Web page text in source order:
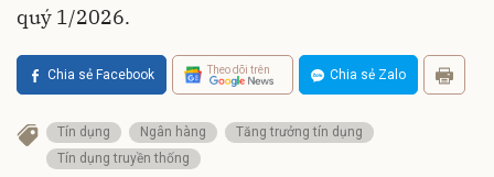
quý 1/2026.
Chia sẻ Facebook Theo dõi trên Chia sẻ Zalo
Tín dụng Ngân hàng
Tăng trưởng tín dụng
Tín dụng truyền thống